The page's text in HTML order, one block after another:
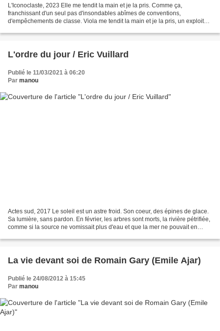
L'Iconoclaste, 2023 Elle me tendit la main et je la pris. Comme ça,
franchissant d'un seul pas d'insondables abîmes de conventions,
d'empêchements de classe. Viola me tendit la main et je la pris, un exploit
L'ordre du jour / Eric Vuillard
Publié le 11/03/2021 à 06:20
Par manou
Actes sud, 2017 Le soleil est un astre froid. Son coeur, des épines de glace.
Sa lumière, sans pardon. En février, les arbres sont morts, la rivière pétrifiée,
comme si la source ne vomissait plus d'eau et que la mer ne pouvait en
La vie devant soi de Romain Gary (Emile Ajar)
Publié le 24/08/2012 à 15:45
Par manou